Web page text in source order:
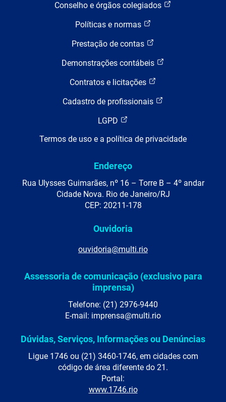
Conselho e órgãos colegiados
Políticas e normas
Prestação de contas
Demonstrações contábeis
Contratos e licitações
Cadastro de profissionais
LGPD
Termos de uso e a política de privacidade
Endereço
Rua Ulysses Guimarães, nº 16 – Torre B – 4º andar
Cidade Nova. Rio de Janeiro/RJ
CEP: 20211-178
Ouvidoria
ouvidoria@multi.rio
Assessoria de comunicação (exclusivo para
imprensa)
Telefone: (21) 2976-9440
E-mail: imprensa@multi.rio
Dúvidas, Serviços, Informações ou Denúncias
Ligue 1746 ou (21) 3460-1746, em cidades com
código de área diferente do 21.
Portal:
www.1746.rio